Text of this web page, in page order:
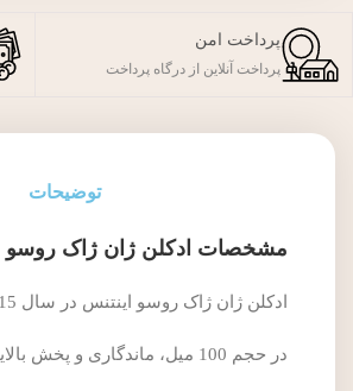
پرداخت امن
پرداخت آنلاین از درگاه پرداخت
توضیحات
مشخصات ادکلن ژان ژاک روسو
ادکلن ژان ژاک روسو اینتنس در سال 2015 تولید و به بازار عرضه شد.
در حجم 100 میل، ماندگاری و پخش بالایی دارد.